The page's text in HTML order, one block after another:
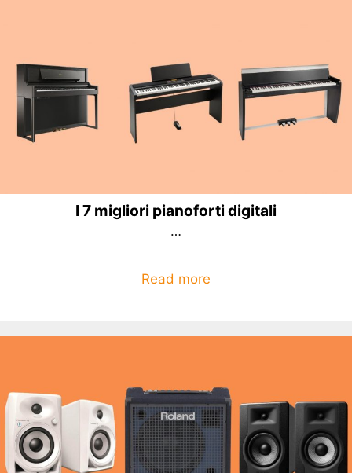
I 7 migliori pianoforti digitali
…
Read more